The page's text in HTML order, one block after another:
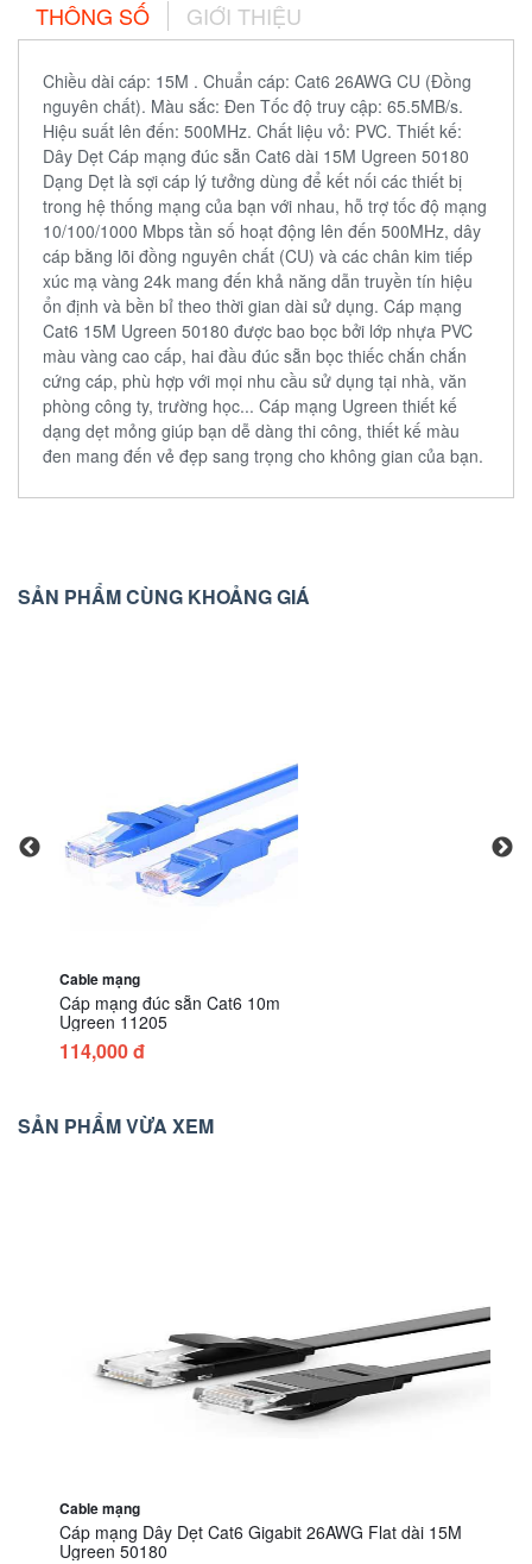
THÔNG SỐ GIỚI THIỆU
Chiều dài cáp: 15M . Chuẩn cáp: Cat6 26AWG CU (Đồng
nguyên chất). Màu sắc: Đen Tốc độ truy cập: 65.5MB/s.
Hiệu suất lên đến: 500MHz. Chất liệu vỏ: PVC. Thiết kế:
Dây Dẹt Cáp mạng đúc sẵn Cat6 dài 15M Ugreen 50180
Dạng Dẹt là sợi cáp lý tưởng dùng để kết nối các thiết bị
trong hệ thống mạng của bạn với nhau, hỗ trợ tốc độ mạng
10/100/1000 Mbps tần số hoạt động lên đến 500MHz, dây
cáp bằng lõi đồng nguyên chất (CU) và các chân kim tiếp
xúc mạ vàng 24k mang đến khả năng dẫn truyền tín hiệu
ổn định và bền bỉ theo thời gian dài sử dụng. Cáp mạng
Cat6 15M Ugreen 50180 được bao bọc bởi lớp nhựa PVC
màu vàng cao cấp, hai đầu đúc sẵn bọc thiếc chắn chắn
cứng cáp, phù hợp với mọi nhu cầu sử dụng tại nhà, văn
phòng công ty, trường học... Cáp mạng Ugreen thiết kế
dạng dẹt mỏng giúp bạn dễ dàng thi công, thiết kế màu
đen mang đến vẻ đẹp sang trọng cho không gian của bạn.
SẢN PHẨM CÙNG KHOẢNG GIÁ
Cable mạng
Cáp mạng đúc sẵn Cat6 10m
Ugreen 11205
114,000 đ
SẢN PHẨM VỪA XEM
Cable mạng
Cáp mạng Dây Dẹt Cat6 Gigabit 26AWG Flat dài 15M
Ugreen 50180